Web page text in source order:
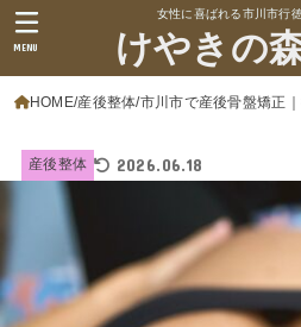
女性に喜ばれる市川市行
けやきの
MENU
HOME 産後整体 市川市で産後骨盤矯正
産後整体 2026.06.18